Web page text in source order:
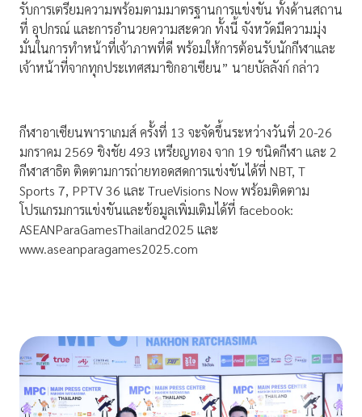
รับการเตรียมความพร้อมตามมาตรฐานการแข่งขัน ทั้งด้านสถาน
ที่ อุปกรณ์ และการอำนวยความสะดวก ทั้งนี้ จังหวัดมีความมุ่ง
มั่นในการทำหน้าที่เจ้าภาพที่ดี พร้อมให้การต้อนรับนักกีฬาและ
เจ้าหน้าที่จากทุกประเทศสมาชิกอาเซียน” นายบัลลังก์ กล่าว
กีฬาอาเซียนพาราเกมส์ ครั้งที่ 13 จะจัดขึ้นระหว่างวันที่ 20-26
มกราคม 2569 ชิงชัย 493 เหรียญทอง จาก 19 ชนิดกีฬา และ 2
กีฬาสาธิต ติดตามการถ่ายทอดสดการแข่งขันได้ที่ NBT, T
Sports 7, PPTV 36 และ TrueVisions Now พร้อมติดตาม
โปรแกรมการแข่งขันและข้อมูลเพิ่มเติมได้ที่ facebook:
ASEANParaGamesThailand2025 และ
www.aseanparagames2025.com